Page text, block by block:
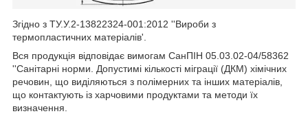
Згідно з ТУ.У.2-13822324-001:2012 ''Вироби з
термопластичних матеріалів'.
Вся продукція відповідає вимогам СанПІН 05.03.02-04/58362
''Санітарні норми. Допустимі кількості міграції (ДКМ) хімічних
речовин, що виділяються з полімерних та інших матеріалів,
що контактують із харчовими продуктами та методи їх
визначення.